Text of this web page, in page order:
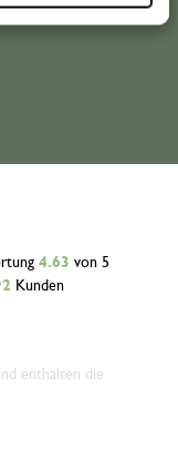
4.63 von 5
Kunden
enthalten die